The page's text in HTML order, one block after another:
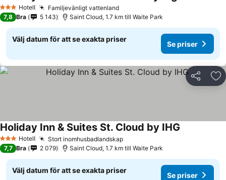
3 StjärnorHotell Familjevänligt vattenland
7,8 Bra 5 143 Saint Cloud, 1.7 km till Waite Park
Välj datum för att se exakta priser
Se priser
Dela
3 StjärnorHotell Stort inomhusbadlandskap
Holiday Inn & Suites St. Cloud by IHG
7,7 Bra 2 079 Saint Cloud, 1.7 km till Waite Park
Välj datum för att se exakta priser
Se priser